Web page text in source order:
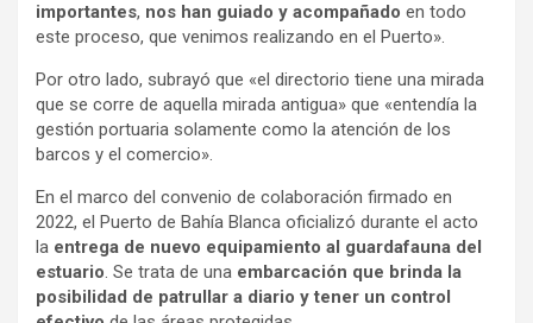
importantes, nos han guiado y acompañado en todo
este proceso, que venimos realizando en el Puerto».
Por otro lado, subrayó que «el directorio tiene una mirada
que se corre de aquella mirada antigua» que «entendía la
gestión portuaria solamente como la atención de los
barcos y el comercio».
En el marco del convenio de colaboración firmado en
2022, el Puerto de Bahía Blanca oficializó durante el acto
la entrega de nuevo equipamiento al guardafauna del
estuario. Se trata de una embarcación que brinda la
posibilidad de patrullar a diario y tener un control